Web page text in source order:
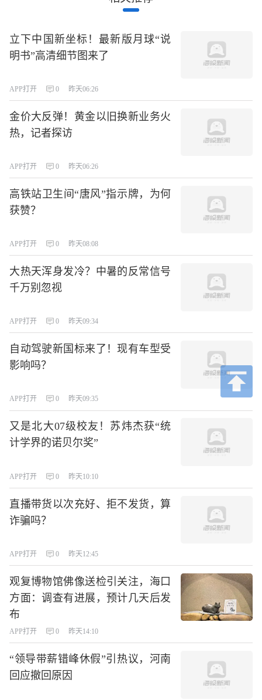
立下中国新坐标！最新版月球“说
明书”高清细节图来了
APP打开 0 昨天06:26
金价大反弹！黄金以旧换新业务火
热，记者探访
APP打开 0 昨天06:26
高铁站卫生间“唐风”指示牌，为何
获赞？
APP打开 0 昨天08:08
大热天浑身发冷？中暑的反常信号
千万别忽视
APP打开 0 昨天09:34
自动驾驶新国标来了！现有车型受
影响吗？
APP打开 0 昨天09:35
又是北大07级校友！苏炜杰获“统
计学界的诺贝尔奖”
APP打开 0 昨天10:10
直播带货以次充好、拒不发货，算
诈骗吗？
APP打开 0 昨天12:45
观复博物馆佛像送检引关注，海口
方面：调查有进展，预计几天后发
布
APP打开 0 昨天14:10
“领导带薪错峰休假”引热议，河南
回应撤回原因